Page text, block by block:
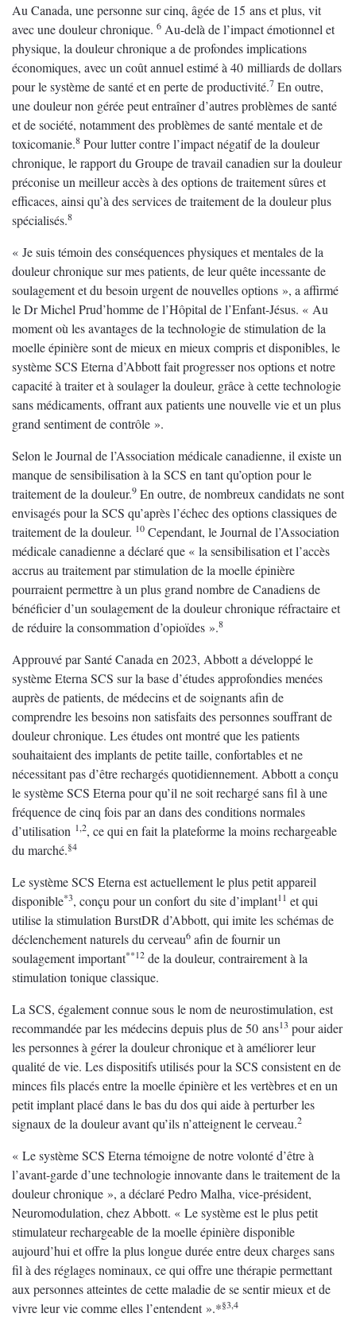
Au Canada, une personne sur cinq, âgée de 15 ans et plus, vit
avec une douleur chronique. 6 Au-delà de l’impact émotionnel et
physique, la douleur chronique a de profondes implications
économiques, avec un coût annuel estimé à 40 milliards de dollars
pour le système de santé et en perte de productivité.7 En outre,
une douleur non gérée peut entraîner d’autres problèmes de santé
et de société, notamment des problèmes de santé mentale et de
toxicomanie.8 Pour lutter contre l’impact négatif de la douleur
chronique, le rapport du Groupe de travail canadien sur la douleur
préconise un meilleur accès à des options de traitement sûres et
efficaces, ainsi qu’à des services de traitement de la douleur plus
spécialisés.8
« Je suis témoin des conséquences physiques et mentales de la
douleur chronique sur mes patients, de leur quête incessante de
soulagement et du besoin urgent de nouvelles options », a affirmé
le Dr Michel Prud’homme de l’Hôpital de l’Enfant-Jésus. « Au
moment où les avantages de la technologie de stimulation de la
moelle épinière sont de mieux en mieux compris et disponibles, le
système SCS Eterna d’Abbott fait progresser nos options et notre
capacité à traiter et à soulager la douleur, grâce à cette technologie
sans médicaments, offrant aux patients une nouvelle vie et un plus
grand sentiment de contrôle ».
Selon le Journal de l’Association médicale canadienne, il existe un
manque de sensibilisation à la SCS en tant qu’option pour le
traitement de la douleur.9 En outre, de nombreux candidats ne sont
envisagés pour la SCS qu’après l’échec des options classiques de
traitement de la douleur. 10 Cependant, le Journal de l’Association
médicale canadienne a déclaré que « la sensibilisation et l’accès
accrus au traitement par stimulation de la moelle épinière
pourraient permettre à un plus grand nombre de Canadiens de
bénéficier d’un soulagement de la douleur chronique réfractaire et
de réduire la consommation d’opioïdes ».8
Approuvé par Santé Canada en 2023, Abbott a développé le
système Eterna SCS sur la base d’études approfondies menées
auprès de patients, de médecins et de soignants afin de
comprendre les besoins non satisfaits des personnes souffrant de
douleur chronique. Les études ont montré que les patients
souhaitaient des implants de petite taille, confortables et ne
nécessitant pas d’être rechargés quotidiennement. Abbott a conçu
le système SCS Eterna pour qu’il ne soit rechargé sans fil à une
fréquence de cinq fois par an dans des conditions normales
d’utilisation 1,2, ce qui en fait la plateforme la moins rechargeable
du marché.§4
Le système SCS Eterna est actuellement le plus petit appareil
disponible*3, conçu pour un confort du site d’implant11 et qui
utilise la stimulation BurstDR d’Abbott, qui imite les schémas de
déclenchement naturels du cerveau6 afin de fournir un
soulagement important**12 de la douleur, contrairement à la
stimulation tonique classique.
La SCS, également connue sous le nom de neurostimulation, est
recommandée par les médecins depuis plus de 50 ans13 pour aider
les personnes à gérer la douleur chronique et à améliorer leur
qualité de vie. Les dispositifs utilisés pour la SCS consistent en de
minces fils placés entre la moelle épinière et les vertèbres et en un
petit implant placé dans le bas du dos qui aide à perturber les
signaux de la douleur avant qu’ils n’atteignent le cerveau.2
« Le système SCS Eterna témoigne de notre volonté d’être à
l’avant-garde d’une technologie innovante dans le traitement de la
douleur chronique », a déclaré Pedro Malha, vice-président,
Neuromodulation, chez Abbott. « Le système est le plus petit
stimulateur rechargeable de la moelle épinière disponible
aujourd’hui et offre la plus longue durée entre deux charges sans
fil à des réglages nominaux, ce qui offre une thérapie permettant
aux personnes atteintes de cette maladie de se sentir mieux et de
vivre leur vie comme elles l’entendent ».*§3,4